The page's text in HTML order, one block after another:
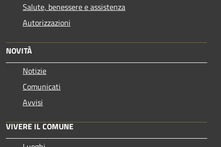
Salute, benessere e assistenza
Autorizzazioni
NOVITÀ
Notizie
Comunicati
Avvisi
VIVERE IL COMUNE